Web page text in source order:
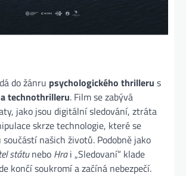
do žánru psychologického thrilleru s
technothrilleru. Film se zabývá
jako jsou digitální sledování, ztráta
skrze technologie, které se
našich životů. Podobně jako
státunebo Hrai „Sledovaní“ klade
končí soukromí a začíná nebezpečí.